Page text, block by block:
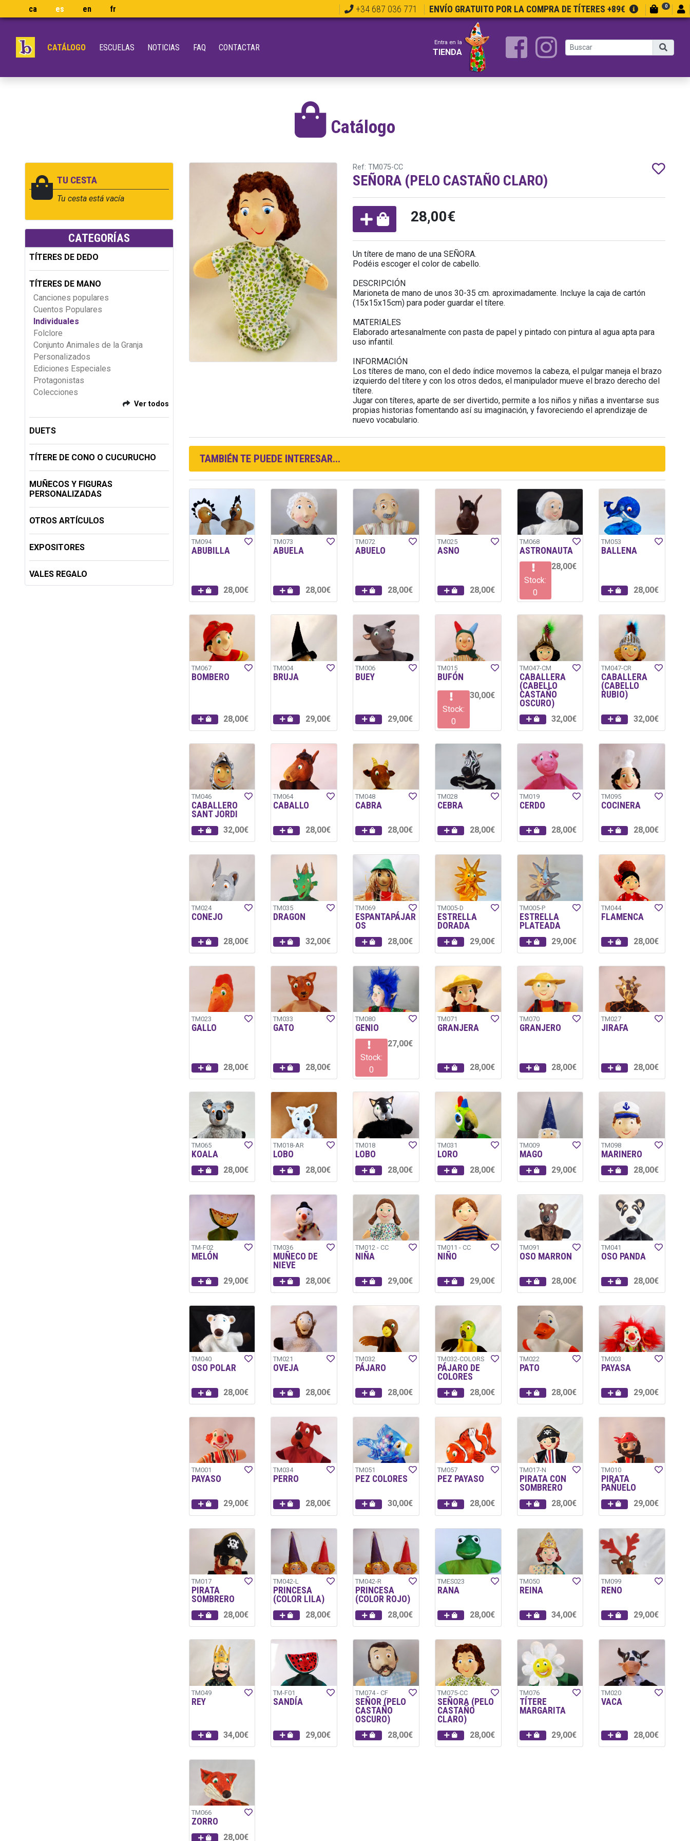
ca es en fr +34 687 036 771 ENVÍO GRATUITO POR LA COMPRA DE TÍTERES +89€ 0
CATÁLOGO ESCUELAS NOTICIAS FAQ CONTACTAR Entra en la
TIENDA
Catálogo
TU CESTA
Tu cesta está vacía
CATEGORÍAS
TÍTERES DE DEDO
TÍTERES DE MANO
Canciones populares
Cuentos Populares
Individuales
Folclore
Conjunto Animales de la Granja
Personalizados
Ediciones Especiales
Protagonistas
Colecciones
Ver todos
DUETS
TÍTERE DE CONO O CUCURUCHO
MUÑECOS Y FIGURAS
PERSONALIZADAS
OTROS ARTÍCULOS
EXPOSITORES
VALES REGALO
Ref: TM075-CC
SEÑORA (PELO CASTAÑO CLARO)
28,00€
Un títere de mano de una SEÑORA.
Podéis escoger el color de cabello.
DESCRIPCIÓN
Marioneta de mano de unos 30-35 cm. aproximadamente. Incluye la caja de cartón
(15x15x15cm) para poder guardar el títere.
MATERIALES
Elaborado artesanalmente con pasta de papel y pintado con pintura al agua apta para
uso infantil.
INFORMACIÓN
Los títeres de mano, con el dedo índice movemos la cabeza, el pulgar maneja el brazo
izquierdo del títere y con los otros dedos, el manipulador mueve el brazo derecho del
títere.
Jugar con títeres, aparte de ser divertido, permite a los niños y niñas a inventarse sus
propias historias fomentando así su imaginación, y favoreciendo el aprendizaje de
nuevo vocabulario.
TAMBIÉN TE PUEDE INTERESAR...
TM094
ABUBILLA
28,00€
TM073
ABUELA
28,00€
TM072
ABUELO
28,00€
TM025
ASNO
28,00€
TM068
ASTRONAUTA
Stock:
0
28,00€
TM053
BALLENA
28,00€
TM067
BOMBERO
28,00€
TM004
BRUJA
29,00€
TM006
BUEY
29,00€
TM015
BUFÓN
Stock:
0
30,00€
TM047-CM
CABALLERA
(CABELLO
CASTAÑO
OSCURO)
32,00€
TM047-CR
CABALLERA
(CABELLO
RUBIO)
32,00€
TM046
CABALLERO
SANT JORDI
32,00€
TM064
CABALLO
28,00€
TM048
CABRA
28,00€
TM028
CEBRA
28,00€
TM019
CERDO
28,00€
TM095
COCINERA
28,00€
TM024
CONEJO
28,00€
TM035
DRAGON
32,00€
TM069
ESPANTAPÁJAR
OS
28,00€
TM005-D
ESTRELLA
DORADA
29,00€
TM005-P
ESTRELLA
PLATEADA
29,00€
TM044
FLAMENCA
28,00€
TM023
GALLO
28,00€
TM033
GATO
28,00€
TM080
GENIO
Stock:
0
27,00€
TM071
GRANJERA
28,00€
TM070
GRANJERO
28,00€
TM027
JIRAFA
28,00€
TM065
KOALA
28,00€
TM018-AR
LOBO
28,00€
TM018
LOBO
28,00€
TM031
LORO
28,00€
TM009
MAGO
29,00€
TM098
MARINERO
28,00€
TM-F02
MELÓN
29,00€
TM036
MUÑECO DE
NIEVE
28,00€
TM012 - CC
NIÑA
29,00€
TM011 - CC
NIÑO
29,00€
TM091
OSO MARRON
28,00€
TM041
OSO PANDA
28,00€
TM040
OSO POLAR
28,00€
TM021
OVEJA
28,00€
TM032
PÁJARO
28,00€
TM032-COLORS
PÁJARO DE
COLORES
28,00€
TM022
PATO
28,00€
TM003
PAYASA
29,00€
TM001
PAYASO
29,00€
TM034
PERRO
28,00€
TM051
PEZ COLORES
30,00€
TM057
PEZ PAYASO
28,00€
TM017-N
PIRATA CON
SOMBRERO
28,00€
TM010
PIRATA
PAÑUELO
29,00€
TM017
PIRATA
SOMBRERO
28,00€
TM042-L
PRINCESA
(COLOR LILA)
28,00€
TM042-R
PRINCESA
(COLOR ROJO)
28,00€
TMES023
RANA
28,00€
TM050
REINA
34,00€
TM099
RENO
29,00€
TM049
REY
34,00€
TM-F01
SANDÍA
29,00€
TM074 - CF
SEÑOR (PELO
CASTAÑO
OSCURO)
28,00€
TM075-CC
SEÑORA (PELO
CASTAÑO
CLARO)
28,00€
TM076
TÍTERE
MARGARITA
29,00€
TM020
VACA
28,00€
TM066
ZORRO
28,00€